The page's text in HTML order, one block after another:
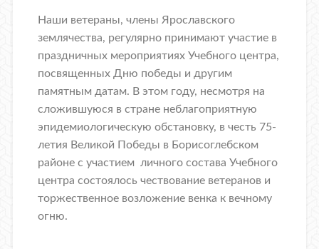
Наши ветераны, члены Ярославского
землячества, регулярно принимают участие в
праздничных мероприятиях Учебного центра,
посвященных Дню победы и другим
памятным датам. В этом году, несмотря на
сложившуюся в стране неблагоприятную
эпидемиологическую обстановку, в честь 75-
летия Великой Победы в Борисоглебском
районе с участием личного состава Учебного
центра состоялось чествование ветеранов и
торжественное возложение венка к вечному
огню.